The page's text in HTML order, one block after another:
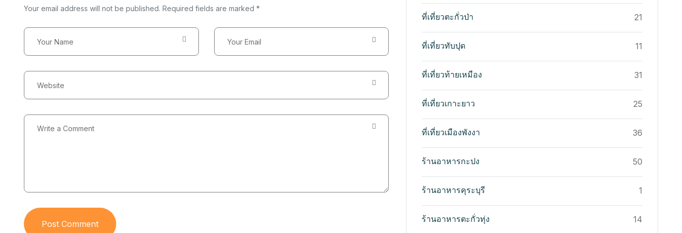
Your email address will not be published. Required fields are marked *
Post Comment
ที่เที่ยวตะกั่วป่า 21
ที่เที่ยวทับปุด 11
ที่เที่ยวท้ายเหมือง 31
ที่เที่ยวเกาะยาว 25
ที่เที่ยวเมืองพังงา 36
ร้านอาหารกะปง 50
ร้านอาหารคุระบุรี 1
ร้านอาหารตะกั่วทุ่ง 14